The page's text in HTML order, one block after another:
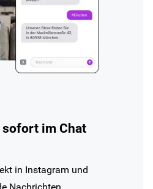
sofort im Chat
in Instagram und